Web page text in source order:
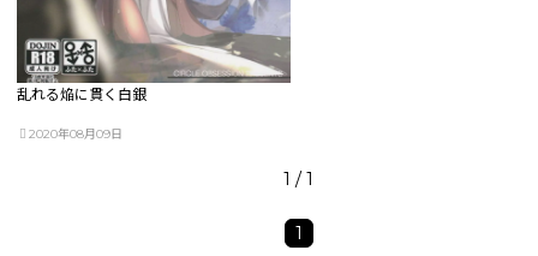
乱れる焔に貫く白銀
2020年08月09日
1 / 1
1